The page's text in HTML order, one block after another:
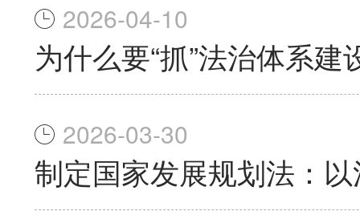
2026-04-10
为什么要“抓”法治体系建
2026-03-30
制定国家发展规划法：